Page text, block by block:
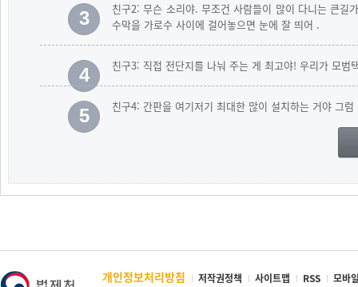
3
친구2: 무슨 소리야. 무조건 사람들이 많이 다니는 큰길
수막을 가로수 사이에 걸어놓으면 눈에 잘 띄어 .
4 친구3: 직접 전단지를 나눠 주는 게 최고야! 우리가 모
5 친구4: 간판을 여기저기 최대한 많이 설치하는 거야 그
개인정보처리방침 저작권정책 사이트맵 RSS 모바